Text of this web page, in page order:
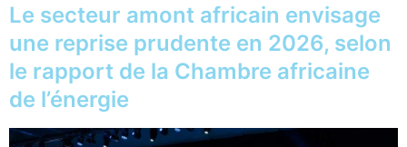
Le secteur amont africain envisage
une reprise prudente en 2026, selon
le rapport de la Chambre africaine
de l’énergie